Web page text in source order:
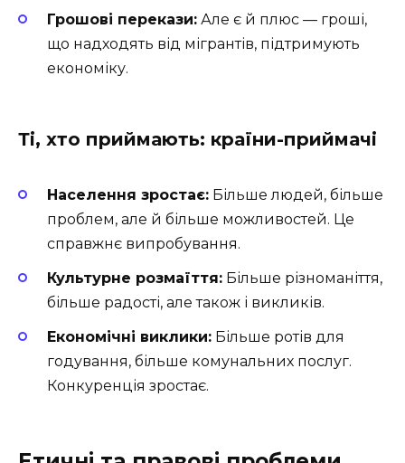
Грошові перекази: Але є й плюс — гроші,
що надходять від мігрантів, підтримують
економіку.
Ті, хто приймають: країни-приймачі
Населення зростає: Більше людей, більше
проблем, але й більше можливостей. Це
справжнє випробування.
Культурне розмаїття: Більше різноманіття,
більше радості, але також і викликів.
Економічні виклики: Більше ротів для
годування, більше комунальних послуг.
Конкуренція зростає.